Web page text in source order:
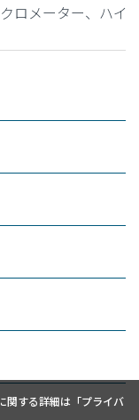
ロメーター、ハイ
関する詳細は「プライバ